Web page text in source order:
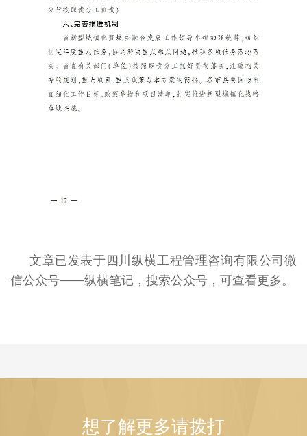
文章已发表于四川纵横工程管理咨询有限公司微
信公众号——纵横笔记，搜索公众号，可查看更多。
想了解更多请拨打